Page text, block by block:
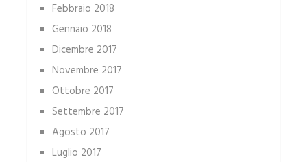
Febbraio 2018
Gennaio 2018
Dicembre 2017
Novembre 2017
Ottobre 2017
Settembre 2017
Agosto 2017
Luglio 2017